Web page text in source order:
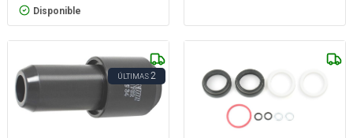
Disponible
ÚLTIMAS2